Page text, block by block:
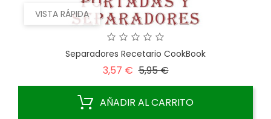
VISTA RÁPIDA
Separadores Recetario CookBook
3,57 € Precio
5,95 €Precio
AÑADIR AL CARRITO